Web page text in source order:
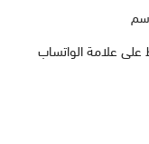
على علامة الواتساب